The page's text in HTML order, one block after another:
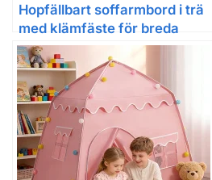
Hopfällbart soffarmbord i trä
med klämfäste för breda
soffor och roterande
telefonhållare